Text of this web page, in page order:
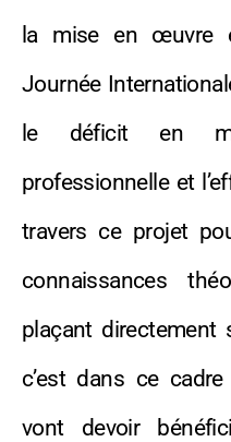
la mise en œuvre
Journée
le déficit en
professionnelle et
travers ce projet
connaissances
plaçant directement
c’est dans ce
vont devoir